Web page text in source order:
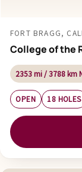
FORT BRAGG,
College of the
2353 mi / 3788 km
OPEN 18 HOLES